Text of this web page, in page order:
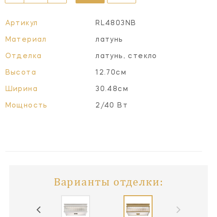
Артикул RL4803NB
Материал латунь
Отделка латунь, стекло
Высота 12.70см
Ширина 30.48см
Мощность 2/40 Вт
Варианты отделки: